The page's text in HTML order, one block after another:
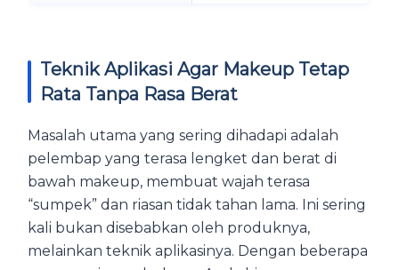
Teknik Aplikasi Agar Makeup Tetap
Rata Tanpa Rasa Berat
Masalah utama yang sering dihadapi adalah
pelembap yang terasa lengket dan berat di
bawah makeup, membuat wajah terasa
“sumpek” dan riasan tidak tahan lama. Ini sering
kali bukan disebabkan oleh produknya,
melainkan teknik aplikasinya. Dengan beberapa